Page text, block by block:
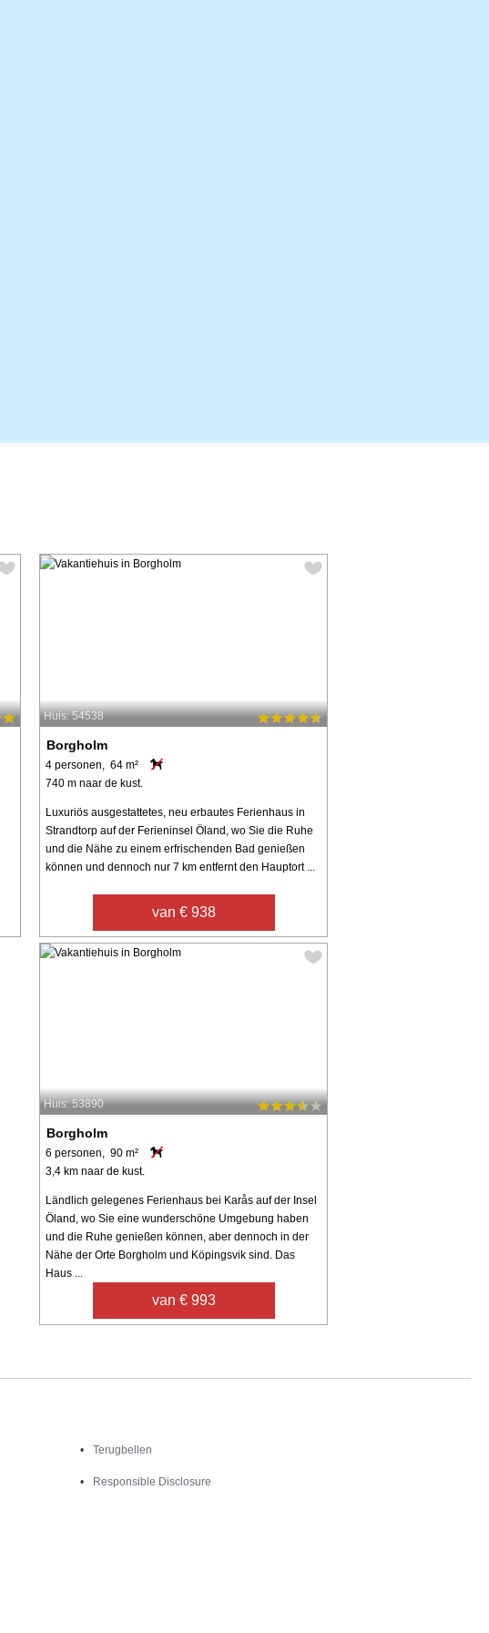
Huis: 54538
Borgholm
4 personen, 64 m²
740 m naar de kust.
Luxuriös ausgestattetes, neu erbautes Ferienhaus in
Strandtorp auf der Ferieninsel Öland, wo Sie die Ruhe
und die Nähe zu einem erfrischenden Bad genießen
können und dennoch nur 7 km entfernt den Hauptort ...
van € 938
Huis: 53890
Borgholm
6 personen, 90 m²
3,4 km naar de kust.
Ländlich gelegenes Ferienhaus bei Karås auf der Insel
Öland, wo Sie eine wunderschöne Umgebung haben
und die Ruhe genießen können, aber dennoch in der
Nähe der Orte Borgholm und Köpingsvik sind. Das
Haus ...
van € 993
Terugbellen
Responsible Disclosure